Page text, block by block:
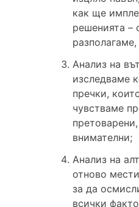
как ще
решенията –
Анализ на
изследваме
пречки,
чувстваме
внимателни;
Анализ на
отново
за да
всички